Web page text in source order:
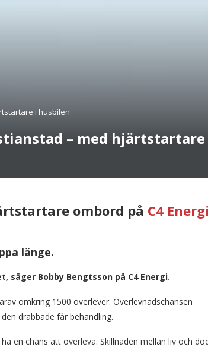
i husbilen
– med
ombord på C4
länge.
Bobby Bengtsson på C4 Energi.
omkring 1500 överlever. Överlevnadschansen
drabbade får behandling.
en chans att överleva. Skillnaden mellan liv och